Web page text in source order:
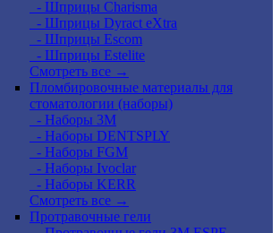
- Шприцы Charisma
- Шприцы Dyract eXtra
- Шприцы Escom
- Шприцы Estelite
Смотреть все →
Пломбировочные материалы для
стоматологии (наборы)
- Наборы 3М
- Наборы DENTSPLY
- Наборы FGM
- Наборы Ivoclar
- Наборы KERR
Смотреть все →
Протравочные гели